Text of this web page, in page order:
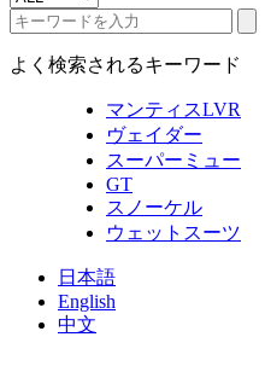
よく検索されるキーワード
マンティスLVR
ヴェイダー
スーパーミュー
GT
スノーケル
ウェットスーツ
日本語
English
中文